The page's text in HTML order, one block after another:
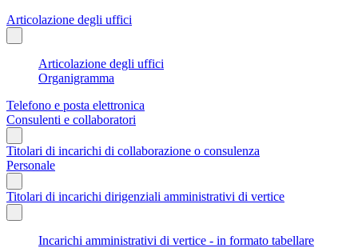
Articolazione degli uffici
Articolazione degli uffici
Organigramma
Telefono e posta elettronica
Consulenti e collaboratori
Titolari di incarichi di collaborazione o consulenza
Personale
Titolari di incarichi dirigenziali amministrativi di vertice
Incarichi amministrativi di vertice - in formato tabellare